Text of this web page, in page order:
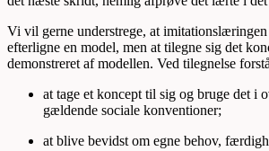
Vi vil gerne understrege, at
efterligne en model, men at tilegne sig det
demonstreret af modellen. Ved tilegnelse
at tage et koncept til sig og bruge det i
gældende sociale konventioner;
at blive bevidst om egne behov,